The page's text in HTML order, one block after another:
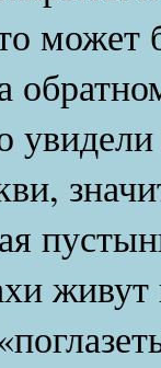
может